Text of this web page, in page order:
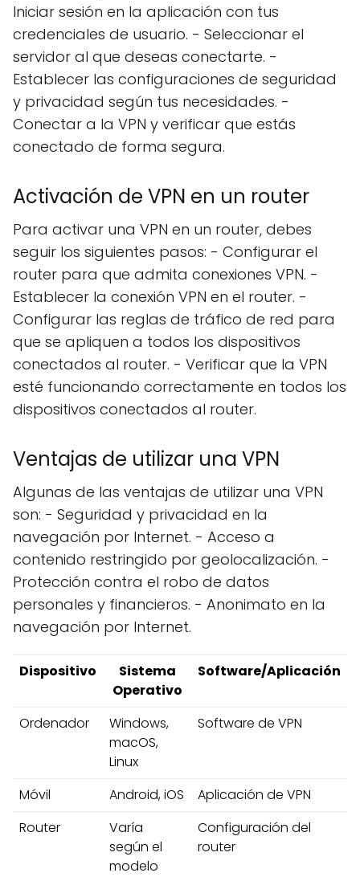
Iniciar sesión en la aplicación con tus
credenciales de usuario. - Seleccionar el
servidor al que deseas conectarte. -
Establecer las configuraciones de seguridad
y privacidad según tus necesidades. -
Conectar a la VPN y verificar que estás
conectado de forma segura.
Activación de VPN en un router
Para activar una VPN en un router, debes
seguir los siguientes pasos: - Configurar el
router para que admita conexiones VPN. -
Establecer la conexión VPN en el router. -
Configurar las reglas de tráfico de red para
que se apliquen a todos los dispositivos
conectados al router. - Verificar que la VPN
esté funcionando correctamente en todos los
dispositivos conectados al router.
Ventajas de utilizar una VPN
Algunas de las ventajas de utilizar una VPN
son: - Seguridad y privacidad en la
navegación por Internet. - Acceso a
contenido restringido por geolocalización. -
Protección contra el robo de datos
personales y financieros. - Anonimato en la
navegación por Internet.
Dispositivo
Sistema
Operativo
Software/Aplicación
Ordenador
Windows,
macOS,
Linux
Software de VPN
Móvil Android, iOS
Aplicación de VPN
Router
Varía
según el
modelo
Configuración del
router